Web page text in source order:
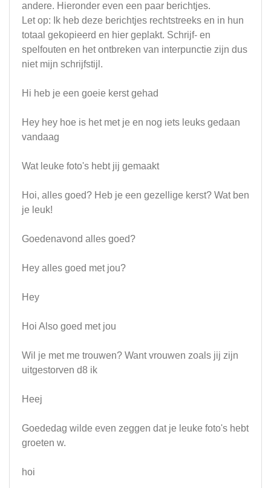
andere. Hieronder even een paar berichtjes.
Let op: Ik heb deze berichtjes rechtstreeks en in hun
totaal gekopieerd en hier geplakt. Schrijf- en
spelfouten en het ontbreken van interpunctie zijn dus
niet mijn schrijfstijl.
Hi heb je een goeie kerst gehad
Hey hey hoe is het met je en nog iets leuks gedaan
vandaag
Wat leuke foto's hebt jij gemaakt
Hoi, alles goed? Heb je een gezellige kerst? Wat ben
je leuk!
Goedenavond alles goed?
Hey alles goed met jou?
Hey
Hoi Also goed met jou
Wil je met me trouwen? Want vrouwen zoals jij zijn
uitgestorven d8 ik
Heej
Goededag wilde even zeggen dat je leuke foto's hebt
groeten w.
hoi